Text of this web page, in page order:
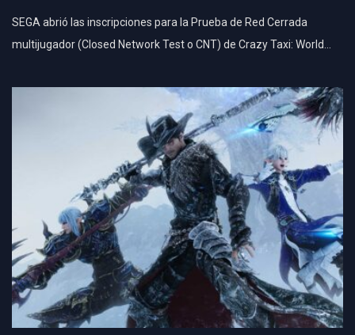
SEGA abrió las inscripciones para la Prueba de Red Cerrada
multijugador (Closed Network Test o CNT) de Crazy Taxi: World…